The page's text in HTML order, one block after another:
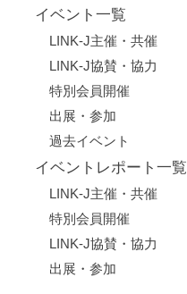
イベント一覧
LINK-J主催・共催
LINK-J協賛・協力
特別会員開催
出展・参加
過去イベント
イベントレポート一覧
LINK-J主催・共催
特別会員開催
LINK-J協賛・協力
出展・参加